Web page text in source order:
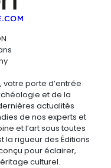
porte d’entrée
et de la
actualités
de nos experts et
et l’art sous toutes
la rigueur des Éditions
pour éclairer,
culturel.